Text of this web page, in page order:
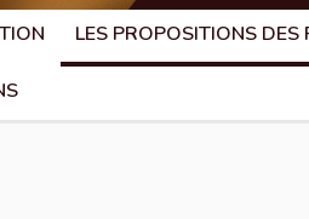
LES PROPOSITIONS DES